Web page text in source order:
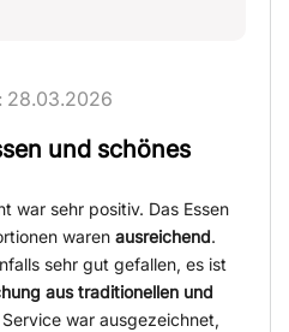
28.03.2026
und schönes
war sehr positiv. Das Essen
waren ausreichend.
sehr gut gefallen, es ist
aus traditionellen und
Service war ausgezeichnet,